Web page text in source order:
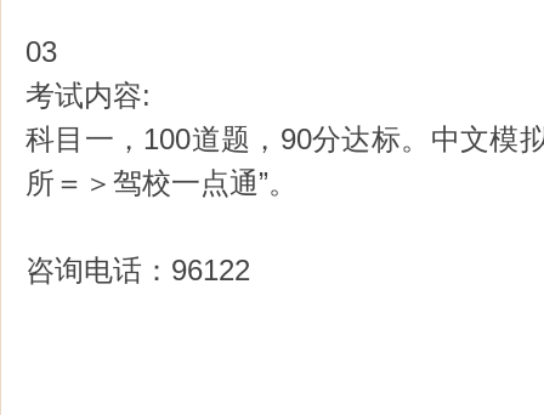
03
考试内容:
科目一，100道题，90分达标。中文模
所＝＞驾校一点通”。
咨询电话：96122